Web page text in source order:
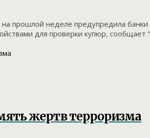
на прошлой неделе предупредила
для проверки купюр, сообщает
жертв терроризма